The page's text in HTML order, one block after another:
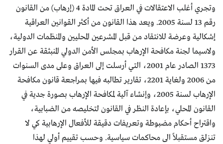
وتجري أغلب الاعتقالات في العراق تحت المادة 4 (إرهاب) من القانون
رقم 13 لسنة 2005. ويعد هذا القانون من أكثر القوانين العراقية
إشكالية وعرضة للانتقاد من قبل المشرعين المحليين والمنظمات الدولية،
ولاسيما لجنة مكافحة الإرهاب بمجلس الأمن الدولي المنبثقة عن القرار
1373 الصادر عام 2001، التي أرسلت إلى العراق وعلى مدى السنوات
من 2006 ولغاية 2201، تقارير تطالبه فيها بمراجعة قانون مكافحة
الإرهاب لسنة 2005، وإنشاء آلية لمكافحة الإرهاب بصورة جدية في
القانون المحلي، بإعادة النظر في القانون لتخليصه من الضبابية،
واقتراح أحكام مضبوطة وتعريفات دقيقة للأفعال الإرهابية كي لا
تنزلق مستقبلاً الى محاكمات سياسية. وحسب تقييم أولي لهذا